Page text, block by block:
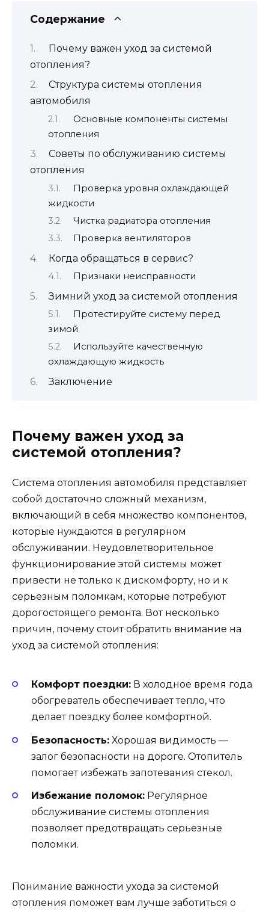
Содержание
Почему важен уход за системой
отопления?
Структура системы отопления
автомобиля
Основные компоненты системы
отопления
Советы по обслуживанию системы
отопления
Проверка уровня охлаждающей
жидкости
Чистка радиатора отопления
Проверка вентиляторов
Когда обращаться в сервис?
Признаки неисправности
Зимний уход за системой отопления
Протестируйте систему перед
зимой
Используйте качественную
охлаждающую жидкость
Заключение
Почему важен уход за
системой отопления?
Система отопления автомобиля представляет
собой достаточно сложный механизм,
включающий в себя множество компонентов,
которые нуждаются в регулярном
обслуживании. Неудовлетворительное
функционирование этой системы может
привести не только к дискомфорту, но и к
серьезным поломкам, которые потребуют
дорогостоящего ремонта. Вот несколько
причин, почему стоит обратить внимание на
уход за системой отопления:
Комфорт поездки: В холодное время года
обогреватель обеспечивает тепло, что
делает поездку более комфортной.
Безопасность: Хорошая видимость —
залог безопасности на дороге. Отопитель
помогает избежать запотевания стекол.
Избежание поломок: Регулярное
обслуживание системы отопления
позволяет предотвращать серьезные
поломки.
Понимание важности ухода за системой
отопления поможет вам лучше заботиться о